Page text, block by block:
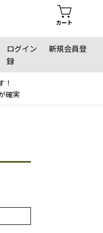
カート
ログイン
新規会員登
録
！
確実